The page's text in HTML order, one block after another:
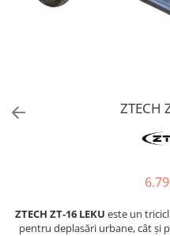
ZTECH
ZTECH ZT‑16 LEKU este un
pentru deplasări urbane, cât și